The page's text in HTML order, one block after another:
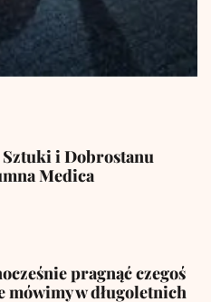
i Dobrostanu
Medica
pragnąć czegoś
mówimy w długoletnich